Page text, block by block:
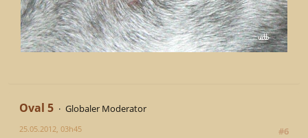
Oval 5
Globaler Moderator
#6
25.05.2012, 03h45